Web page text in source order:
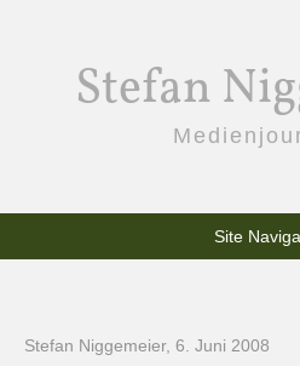
Stefan
Site
Stefan Niggemeier, 6. Juni 2008